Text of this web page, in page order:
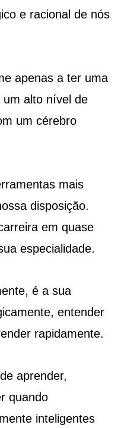
e racional de nós
apenas a ter uma
alto nível de
um cérebro
mais
disposição.
em quase
especialidade.
é a sua
entender
rapidamente.
aprender,
quando
inteligentes